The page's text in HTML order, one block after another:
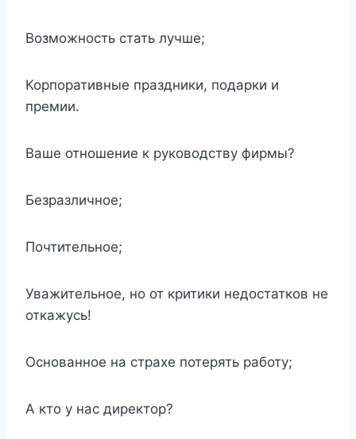
Возможность стать лучше;
Корпоративные праздники, подарки и
премии.
Ваше отношение к руководству фирмы?
Безразличное;
Почтительное;
Уважительное, но от критики недостатков не
откажусь!
Основанное на страхе потерять работу;
А кто у нас директор?